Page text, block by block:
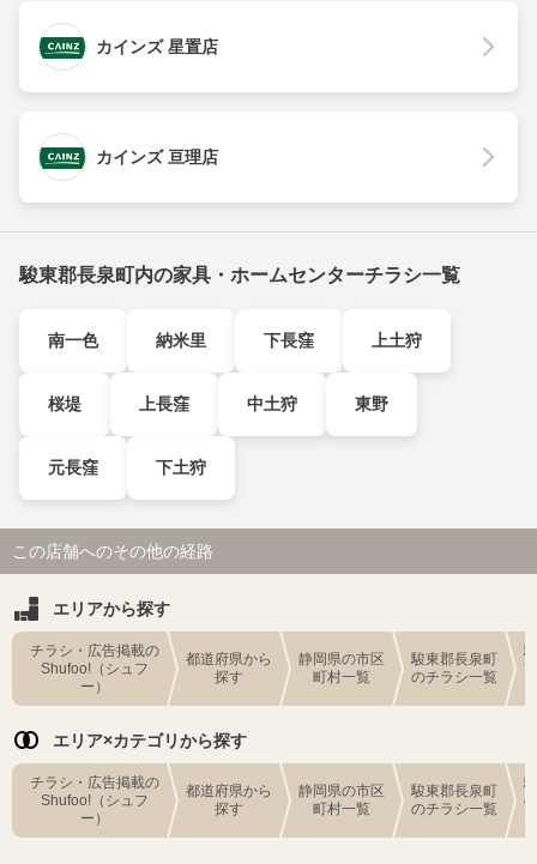
カインズ 星置店
カインズ 亘理店
駿東郡長泉町内の家具・ホームセンターチラシ一覧
南一色 納米里 下長窪 上土狩
桜堤 上長窪 中土狩 東野
元長窪 下土狩
この店舗へのその他の経路
エリアから探す
チラシ・広告掲載の
Shufoo!（シュフ
ー）
都道府県から
探す
静岡県の市区
町村一覧
駿東郡長泉町
のチラシ一覧
エリア×カテゴリから探す
チラシ・広告掲載の
Shufoo!（シュフ
ー）
都道府県から
探す
静岡県の市区
町村一覧
駿東郡長泉町
のチラシ一覧